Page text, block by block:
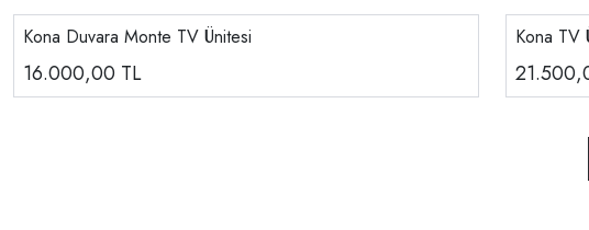
Kona Duvara Monte TV Ünitesi
16.000,00 TL
Kona TV